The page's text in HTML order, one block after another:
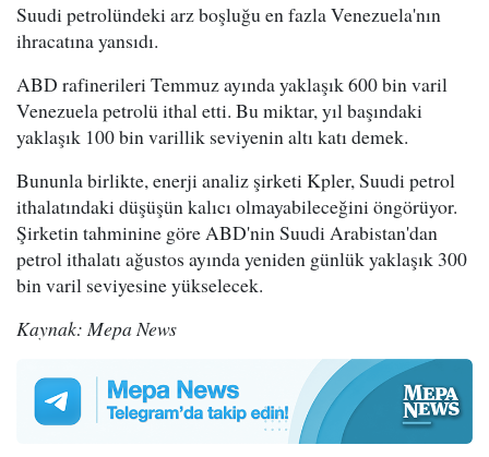
Suudi petrolündeki arz boşluğu en fazla Venezuela'nın
ihracatına yansıdı.
ABD rafinerileri Temmuz ayında yaklaşık 600 bin varil
Venezuela petrolü ithal etti. Bu miktar, yıl başındaki
yaklaşık 100 bin varillik seviyenin altı katı demek.
Bununla birlikte, enerji analiz şirketi Kpler, Suudi petrol
ithalatındaki düşüşün kalıcı olmayabileceğini öngörüyor.
Şirketin tahminine göre ABD'nin Suudi Arabistan'dan
petrol ithalatı ağustos ayında yeniden günlük yaklaşık 300
bin varil seviyesine yükselecek.
Kaynak: Mepa News